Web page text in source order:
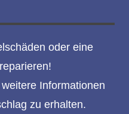
oder eine
Informationen
zu erhalten.